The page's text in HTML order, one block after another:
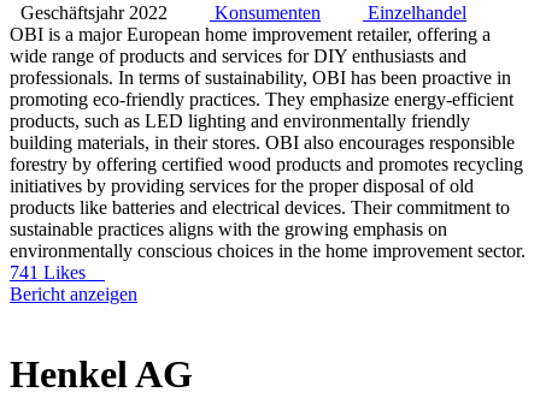
Geschäftsjahr 2022 Konsumenten
Einzelhandel
OBI is a major European home improvement retailer, offering a
wide range of products and services for DIY enthusiasts and
professionals. In terms of sustainability, OBI has been proactive in
promoting eco-friendly practices. They emphasize energy-efficient
products, such as LED lighting and environmentally friendly
building materials, in their stores. OBI also encourages responsible
forestry by offering certified wood products and promotes recycling
initiatives by providing services for the proper disposal of old
products like batteries and electrical devices. Their commitment to
sustainable practices aligns with the growing emphasis on
environmentally conscious choices in the home improvement sector.
741 Likes
Bericht anzeigen
Henkel AG